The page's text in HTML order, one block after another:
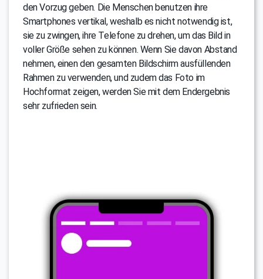
den Vorzug geben. Die Menschen benutzen ihre
Smartphones vertikal, weshalb es nicht notwendig ist,
sie zu zwingen, ihre Telefone zu drehen, um das Bild in
voller Größe sehen zu können. Wenn Sie davon Abstand
nehmen, einen den gesamten Bildschirm ausfüllenden
Rahmen zu verwenden, und zudem das Foto im
Hochformat zeigen, werden Sie mit dem Endergebnis
sehr zufrieden sein.